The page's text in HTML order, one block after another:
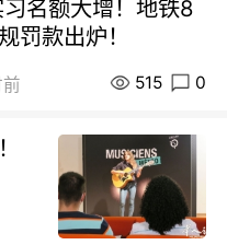
名额大增！地铁8
罚款出炉！
515 0